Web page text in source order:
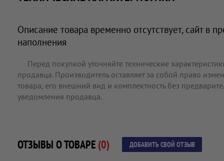
Описание товара временно отсутствует, сайт в
наполнения
Перед покупкой уточняйте технические
продавца. Производитель оставляет за собой право
товара, его внешний вид и комплектность без
уведомления продавца.
ОТЗЫВЫ О ТОВАРЕ (0) ДОБАВИТЬ СВОЙ ОТЗЫВ